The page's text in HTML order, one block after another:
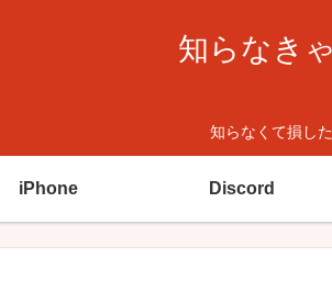
知らなき
知らなくて損し
iPhone Discord